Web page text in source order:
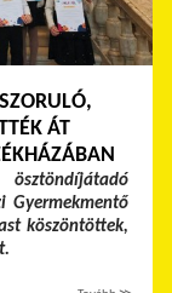
ÁT
Gyermekmentő
köszöntöttek,